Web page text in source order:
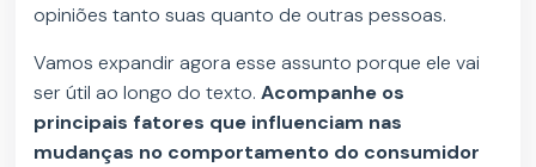
opiniões tanto suas quanto de outras pessoas.
Vamos expandir agora esse assunto porque ele vai
ser útil ao longo do texto.Acompanhe os
principais fatores que influenciam nas
mudanças no comportamento do consumidor